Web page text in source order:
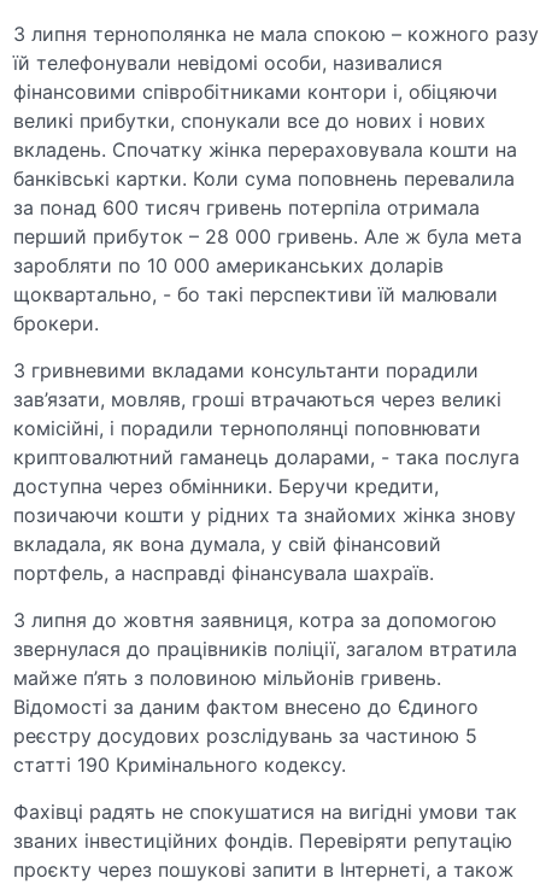
З липня тернополянка не мала спокою – кожного разу
їй телефонували невідомі особи, називалися
фінансовими співробітниками контори і, обіцяючи
великі прибутки, спонукали все до нових і нових
вкладень. Спочатку жінка перераховувала кошти на
банківські картки. Коли сума поповнень перевалила
за понад 600 тисяч гривень потерпіла отримала
перший прибуток – 28 000 гривень. Але ж була мета
заробляти по 10 000 американських доларів
щоквартально, - бо такі перспективи їй малювали
брокери.
З гривневими вкладами консультанти порадили
зав’язати, мовляв, гроші втрачаються через великі
комісійні, і порадили тернополянці поповнювати
криптовалютний гаманець доларами, - така послуга
доступна через обмінники. Беручи кредити,
позичаючи кошти у рідних та знайомих жінка знову
вкладала, як вона думала, у свій фінансовий
портфель, а насправді фінансувала шахраїв.
З липня до жовтня заявниця, котра за допомогою
звернулася до працівників поліції, загалом втратила
майже п’ять з половиною мільйонів гривень.
Відомості за даним фактом внесено до Єдиного
реєстру досудових розслідувань за частиною 5
статті 190 Кримінального кодексу.
Фахівці радять не спокушатися на вигідні умови так
званих інвестиційних фондів. Перевіряти репутацію
проєкту через пошукові запити в Інтернеті, а також